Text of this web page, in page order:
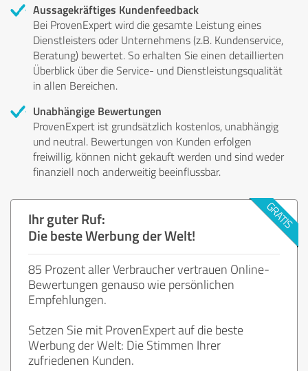
Aussagekräftiges Kundenfeedback
Bei ProvenExpert wird die gesamte Leistung eines
Dienstleisters oder Unternehmens (z.B. Kundenservice,
Beratung) bewertet. So erhalten Sie einen detaillierten
Überblick über die Service- und Dienstleistungsqualität
in allen Bereichen.
Unabhängige Bewertungen
ProvenExpert ist grundsätzlich kostenlos, unabhängig
und neutral. Bewertungen von Kunden erfolgen
freiwillig, können nicht gekauft werden und sind weder
finanziell noch anderweitig beeinflussbar.
Ihr guter Ruf:
Die beste Werbung der Welt!
85 Prozent aller Verbraucher vertrauen Online-
Bewertungen genauso wie persönlichen
Empfehlungen.
Setzen Sie mit ProvenExpert auf die beste
Werbung der Welt: Die Stimmen Ihrer
zufriedenen Kunden.